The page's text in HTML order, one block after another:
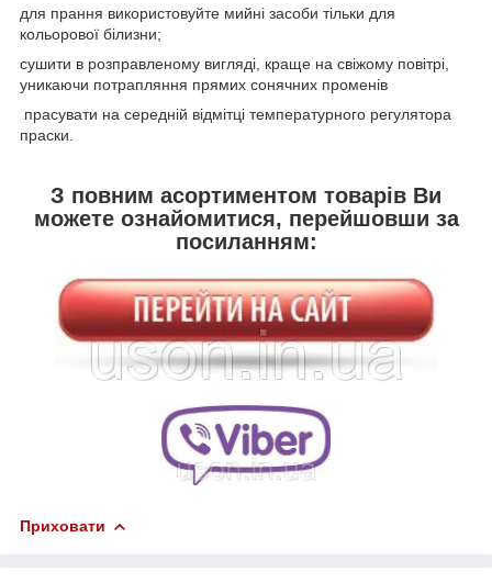
для прання використовуйте мийні засоби тільки для
кольорової білизни;
сушити в розправленому вигляді, краще на свіжому повітрі,
уникаючи потрапляння прямих сонячних променів
прасувати на середній відмітці температурного регулятора
праски.
З повним асортиментом товарів Ви
можете ознайомитися, перейшовши за
посиланням:
Приховати